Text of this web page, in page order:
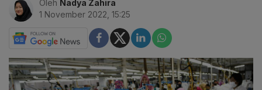
Oleh Nadya Zahira
1 November 2022, 15:25